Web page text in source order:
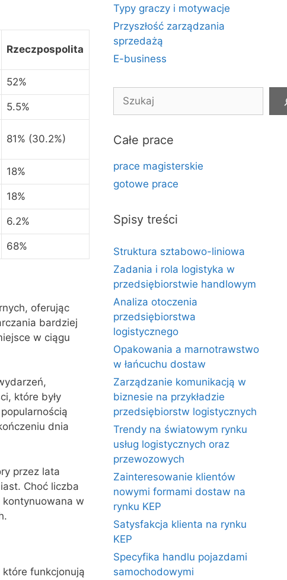
Rzeczpospolita
52%
5.5%
81% (30.2%)
18%
18%
6.2%
68%
oferując
bardziej
w ciągu
które były
dnia
przez lata
Choć liczba
w
funkcjonują
Typy graczy i motywacje
Przyszłość zarządzania
sprzedażą
E-business
Szukaj
Całe prace
prace magisterskie
gotowe prace
Spisy treści
Struktura sztabowo-liniowa
Zadania i rola logistyka w
przedsiębiorstwie handlowym
Analiza otoczenia
przedsiębiorstwa
logistycznego
Opakowania a marnotrawstwo
w łańcuchu dostaw
Zarządzanie komunikacją w
biznesie na przykładzie
przedsiębiorstw logistycznych
Trendy na światowym rynku
usług logistycznych oraz
przewozowych
Zainteresowanie klientów
nowymi formami dostaw na
rynku KEP
Satysfakcja klienta na rynku
KEP
Specyfika handlu pojazdami
samochodowymi